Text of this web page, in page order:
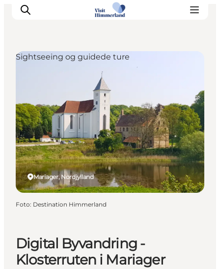
Oplev Himmerland
Udforsk naturen
Himmerlandsbyer
DET SKER
Planlæg din ferie
Book Oplevelser
Praktisk info
Digital Byvandring -
Klosterruten i Mariager
Mariager, Nordjylland
Sightseeing og guidede ture
Foto: Destination Himmerland